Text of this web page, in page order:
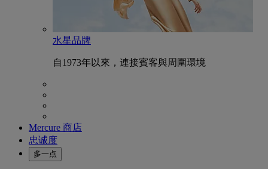
水星品牌
自1973年以來，連接賓客與周圍環境
Mercure 商店
忠诚度
多一点